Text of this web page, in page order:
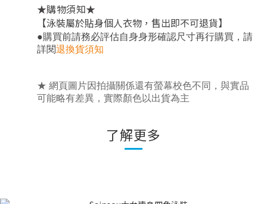
★購物須知★
【泳裝屬於貼身個人衣物，售出即不可退貨】
●購買前請務必評估自身身形確認尺寸再行購買 ， 請
詳閱退換貨須知
★ 網頁圖片因拍攝關係還有螢幕校色不同，與實品
可能略有差異，實際顏色以出貨為主
了解更多